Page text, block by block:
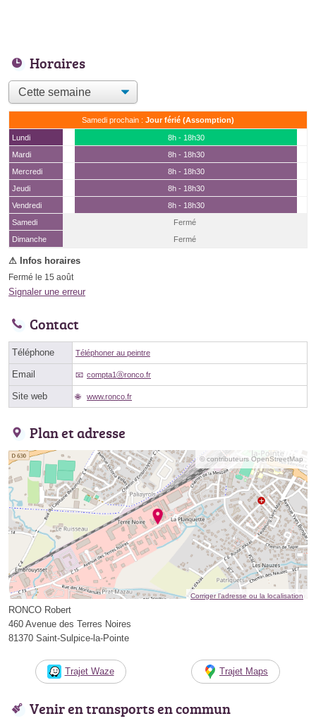
Horaires
Samedi prochain : Jour férié (Assomption)
Lundi
8h - 18h30
Mardi
8h - 18h30
Mercredi
8h - 18h30
Jeudi
8h - 18h30
Vendredi
8h - 18h30
Samedi
(15 août)
Fermé
Dimanche
Fermé
Fermé le 15 août
Signaler une erreur
Contact
Téléphone Téléphoner au peintre
Email compta1ⓐronco.fr
Site web www.ronco.fr
Plan et adresse
© contributeurs OpenStreetMap
Corriger l’adresse ou la localisation
RONCO Robert
460 Avenue des Terres Noires
81370 Saint-Sulpice-la-Pointe
Trajet Waze Trajet Maps
Venir en transports en commun